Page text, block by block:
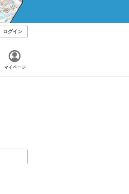
ログイン
マイページ